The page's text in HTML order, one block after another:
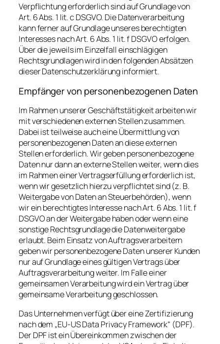
Verpflichtung erforderlich sind auf Grundlage von
Art. 6 Abs. 1 lit. c DSGVO. Die Datenverarbeitung
kann ferner auf Grundlage unseres berechtigten
Interesses nach Art. 6 Abs. 1 lit. f DSGVO erfolgen.
Über die jeweils im Einzelfall einschlägigen
Rechtsgrundlagen wird in den folgenden Absätzen
dieser Datenschutzerklärung informiert.
Empfänger von personenbezogenen Daten
Im Rahmen unserer Geschäftstätigkeit arbeiten wir
mit verschiedenen externen Stellen zusammen.
Dabei ist teilweise auch eine Übermittlung von
personenbezogenen Daten an diese externen
Stellen erforderlich. Wir geben personenbezogene
Daten nur dann an externe Stellen weiter, wenn dies
im Rahmen einer Vertragserfüllung erforderlich ist,
wenn wir gesetzlich hierzu verpflichtet sind (z. B.
Weitergabe von Daten an Steuerbehörden), wenn
wir ein berechtigtes Interesse nach Art. 6 Abs. 1 lit. f
DSGVO an der Weitergabe haben oder wenn eine
sonstige Rechtsgrundlage die Datenweitergabe
erlaubt. Beim Einsatz von Auftragsverarbeitern
geben wir personenbezogene Daten unserer Kunden
nur auf Grundlage eines gültigen Vertrags über
Auftragsverarbeitung weiter. Im Falle einer
gemeinsamen Verarbeitung wird ein Vertrag über
gemeinsame Verarbeitung geschlossen.
Das Unternehmen verfügt über eine Zertifizierung
nach dem „EU-US Data Privacy Framework“ (DPF).
Der DPF ist ein Übereinkommen zwischen der